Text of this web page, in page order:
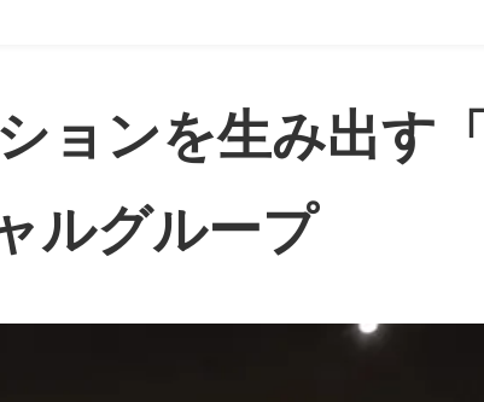
ョンを生み出す「
ルグループ